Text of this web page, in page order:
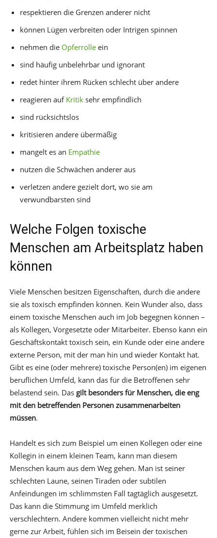
respektieren die Grenzen anderer nicht
können Lügen verbreiten oder Intrigen spinnen
nehmen die Opferrolle ein
sind häufig unbelehrbar und ignorant
redet hinter ihrem Rücken schlecht über andere
reagieren auf Kritik sehr empfindlich
sind rücksichtslos
kritisieren andere übermäßig
mangelt es an Empathie
nutzen die Schwächen anderer aus
verletzen andere gezielt dort, wo sie am
verwundbarsten sind
Welche Folgen toxische
Menschen am Arbeitsplatz haben
können
Viele Menschen besitzen Eigenschaften, durch die andere
sie als toxisch empfinden können. Kein Wunder also, dass
einem toxische Menschen auch im Job begegnen können –
als Kollegen, Vorgesetzte oder Mitarbeiter. Ebenso kann ein
Geschäftskontakt toxisch sein, ein Kunde oder eine andere
externe Person, mit der man hin und wieder Kontakt hat.
Gibt es eine (oder mehrere) toxische Person(en) im eigenen
beruflichen Umfeld, kann das für die Betroffenen sehr
belastend sein. Das gilt besonders für Menschen, die eng
mit den betreffenden Personen zusammenarbeiten
müssen.
Handelt es sich zum Beispiel um einen Kollegen oder eine
Kollegin in einem kleinen Team, kann man diesem
Menschen kaum aus dem Weg gehen. Man ist seiner
schlechten Laune, seinen Tiraden oder subtilen
Anfeindungen im schlimmsten Fall tagtäglich ausgesetzt.
Das kann die Stimmung im Umfeld merklich
verschlechtern. Andere kommen vielleicht nicht mehr
gerne zur Arbeit, fühlen sich im Beisein der toxischen